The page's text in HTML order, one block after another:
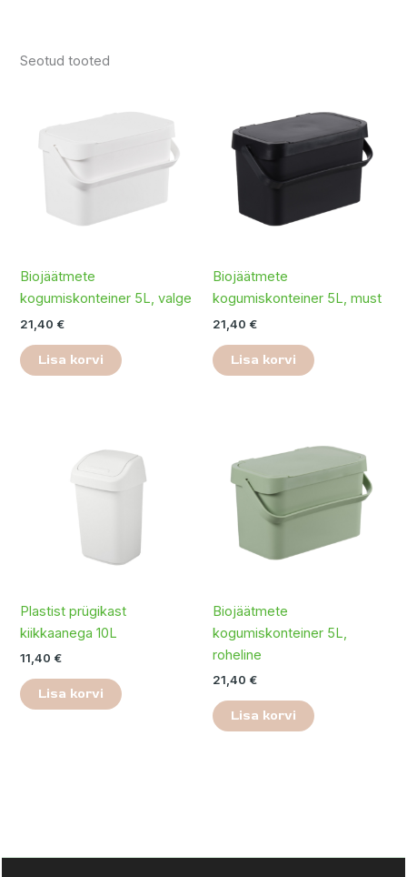
Seotud tooted
Biojäätmete
kogumiskonteiner 5L, valge
21,40 €
Lisa korvi
Biojäätmete
kogumiskonteiner 5L, must
21,40 €
Lisa korvi
Plastist prügikast
kiikkaanega 10L
11,40 €
Lisa korvi
Biojäätmete
kogumiskonteiner 5L,
roheline
21,40 €
Lisa korvi